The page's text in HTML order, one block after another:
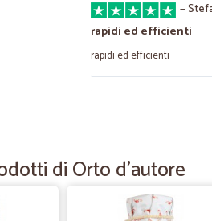
—
rapidi ed efficienti
rapidi ed efficienti
di Orto d'autore